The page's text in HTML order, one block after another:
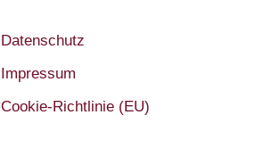
Datenschutz
Impressum
Cookie-Richtlinie (EU)